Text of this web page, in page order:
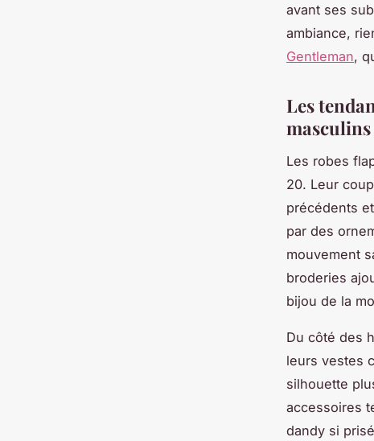
avant ses
ambiance,
Gentleman,
Les
masculins
Les robes
20. Leur
précédents
par des
mouvement
broderies
bijou de la
Du côté des
leurs vestes
silhouette
accessoires
dandy si